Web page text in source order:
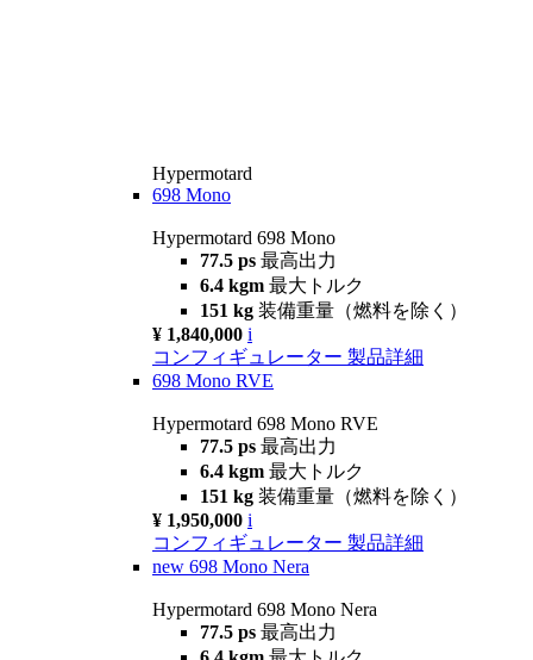
Hypermotard
698 Mono
Hypermotard 698 Mono
77.5 ps 最高出力
6.4 kgm 最大トルク
151 kg 装備重量（燃料を除く）
¥ 1,840,000 i
コンフィギュレーター 製品詳細
698 Mono RVE
Hypermotard 698 Mono RVE
77.5 ps 最高出力
6.4 kgm 最大トルク
151 kg 装備重量（燃料を除く）
¥ 1,950,000 i
コンフィギュレーター 製品詳細
new 698 Mono Nera
Hypermotard 698 Mono Nera
77.5 ps 最高出力